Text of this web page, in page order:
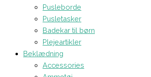
Pusleborde
Pusletasker
Badekar til børn
Plejeartikler
Beklædning
Accessories